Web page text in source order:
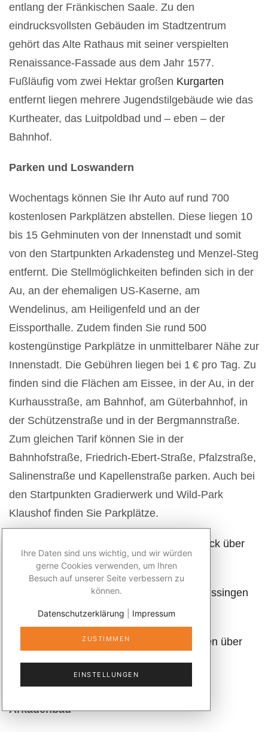
entlang der Fränkischen Saale. Zu den
eindrucksvollsten Gebäuden im Stadtzentrum
gehört das Alte Rathaus mit seiner verspielten
Renaissance-Fassade aus dem Jahr 1577.
Fußläufig vom zwei Hektar großen Kurgarten
entfernt liegen mehrere Jugendstilgebäude wie das
Kurtheater, das Luitpoldbad und – eben – der
Bahnhof.
Parken und Loswandern
Wochentags können Sie Ihr Auto auf rund 700
kostenlosen Parkplätzen abstellen. Diese liegen 10
bis 15 Gehminuten von der Innenstadt und somit
von den Startpunkten Arkadensteg und Menzel-Steg
entfernt. Die Stellmöglichkeiten befinden sich in der
Au, an der ehemaligen US-Kaserne, am
Wendelinus, am Heiligenfeld und an der
Eissporthalle. Zudem finden Sie rund 500
kostengünstige Parkplätze in unmittelbarer Nähe zur
Innenstadt. Die Gebühren liegen bei 1 € pro Tag. Zu
finden sind die Flächen am Eissee, in der Au, in der
Kurhausstraße, am Bahnhof, am Güterbahnhof, in
der Schützenstraße und in der Bergmannstraße.
Zum gleichen Tarif können Sie in der
Bahnhofstraße, Friedrich-­Ebert-Straße, Pfalzstraße,
Salinenstraße und Kapellenstraße parken. Auch bei
den Startpunkten Gradierwerk und Wild-Park
Klaushof finden Sie Parkplätze.
mit einem Klick einen Überblick über
die Wanderrouten in Bad Kissingen
Die Broschüre mitWandertouren in Bad Kissingen
können Sie hier herunterladen.
Im Internet finden Sie weitere
Informationen über
die Welterbe-StadtBad Kissingen.
Tourist-Information
Arkadenbau
Ihre Daten sind uns wichtig, und wir würden
gerne Cookies verwenden, um Ihren
Besuch auf unserer Seite verbessern zu
können.
Datenschutzerklärung Impressum
ZUSTIMMEN
EINSTELLUNGEN